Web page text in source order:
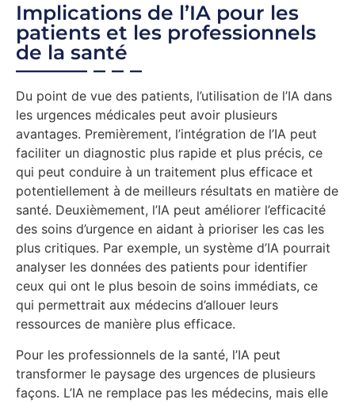
Implications de l’IA pour les
patients et les professionnels
de la santé
Du point de vue des patients, l’utilisation de l’IA dans
les urgences médicales peut avoir plusieurs
avantages. Premièrement, l’intégration de l’IA peut
faciliter un diagnostic plus rapide et plus précis, ce
qui peut conduire à un traitement plus efficace et
potentiellement à de meilleurs résultats en matière de
santé. Deuxièmement, l’IA peut améliorer l’efficacité
des soins d’urgence en aidant à prioriser les cas les
plus critiques. Par exemple, un système d’IA pourrait
analyser les données des patients pour identifier
ceux qui ont le plus besoin de soins immédiats, ce
qui permettrait aux médecins d’allouer leurs
ressources de manière plus efficace.
Pour les professionnels de la santé, l’IA peut
transformer le paysage des urgences de plusieurs
façons. L’IA ne remplace pas les médecins, mais elle